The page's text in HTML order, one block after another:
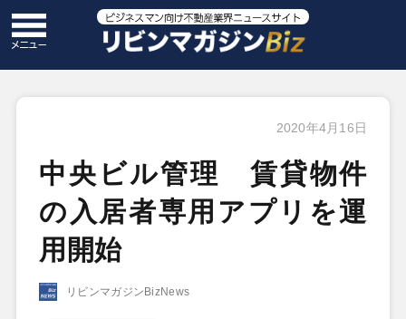
2020年4月16日
中央ビル管理 賃貸物件
の入居者専用アプリを運
用開始
リビンマガジンBizNews